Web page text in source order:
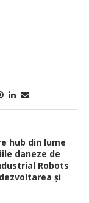
hub din lume
daneze de
Robots
și